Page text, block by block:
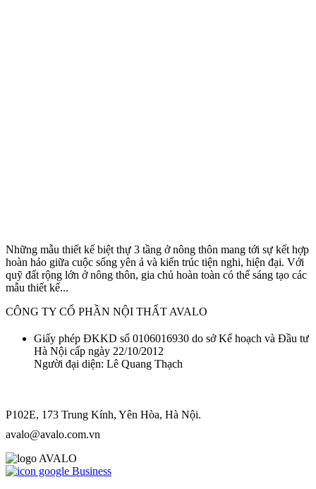
Những mẫu thiết kế biệt thự 3 tầng ở nông thôn mang tới sự kết hợp
hoàn hảo giữa cuộc sống yên ả và kiến trúc tiện nghi, hiện đại. Với
quỹ đất rộng lớn ở nông thôn, gia chủ hoàn toàn có thể sáng tạo các
mẫu thiết kế...
CÔNG TY CỔ PHẦN NỘI THẤT AVALO
Giấy phép ĐKKD số 0106016930 do sở Kế hoạch và Đầu tư
Hà Nội cấp ngày 22/10/2012
Người đại diện: Lê Quang Thạch
P102E, 173 Trung Kính, Yên Hòa, Hà Nội.
avalo@avalo.com.vn